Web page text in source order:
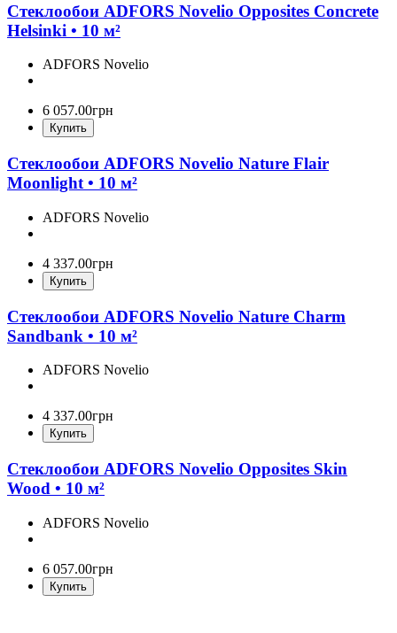
Стеклообои ADFORS Novelio Opposites Concrete
Helsinki • 10 м²
ADFORS Novelio
6 057.00грн
Купить
Стеклообои ADFORS Novelio Nature Flair
Moonlight • 10 м²
ADFORS Novelio
4 337.00грн
Купить
Стеклообои ADFORS Novelio Nature Charm
Sandbank • 10 м²
ADFORS Novelio
4 337.00грн
Купить
Стеклообои ADFORS Novelio Opposites Skin
Wood • 10 м²
ADFORS Novelio
6 057.00грн
Купить